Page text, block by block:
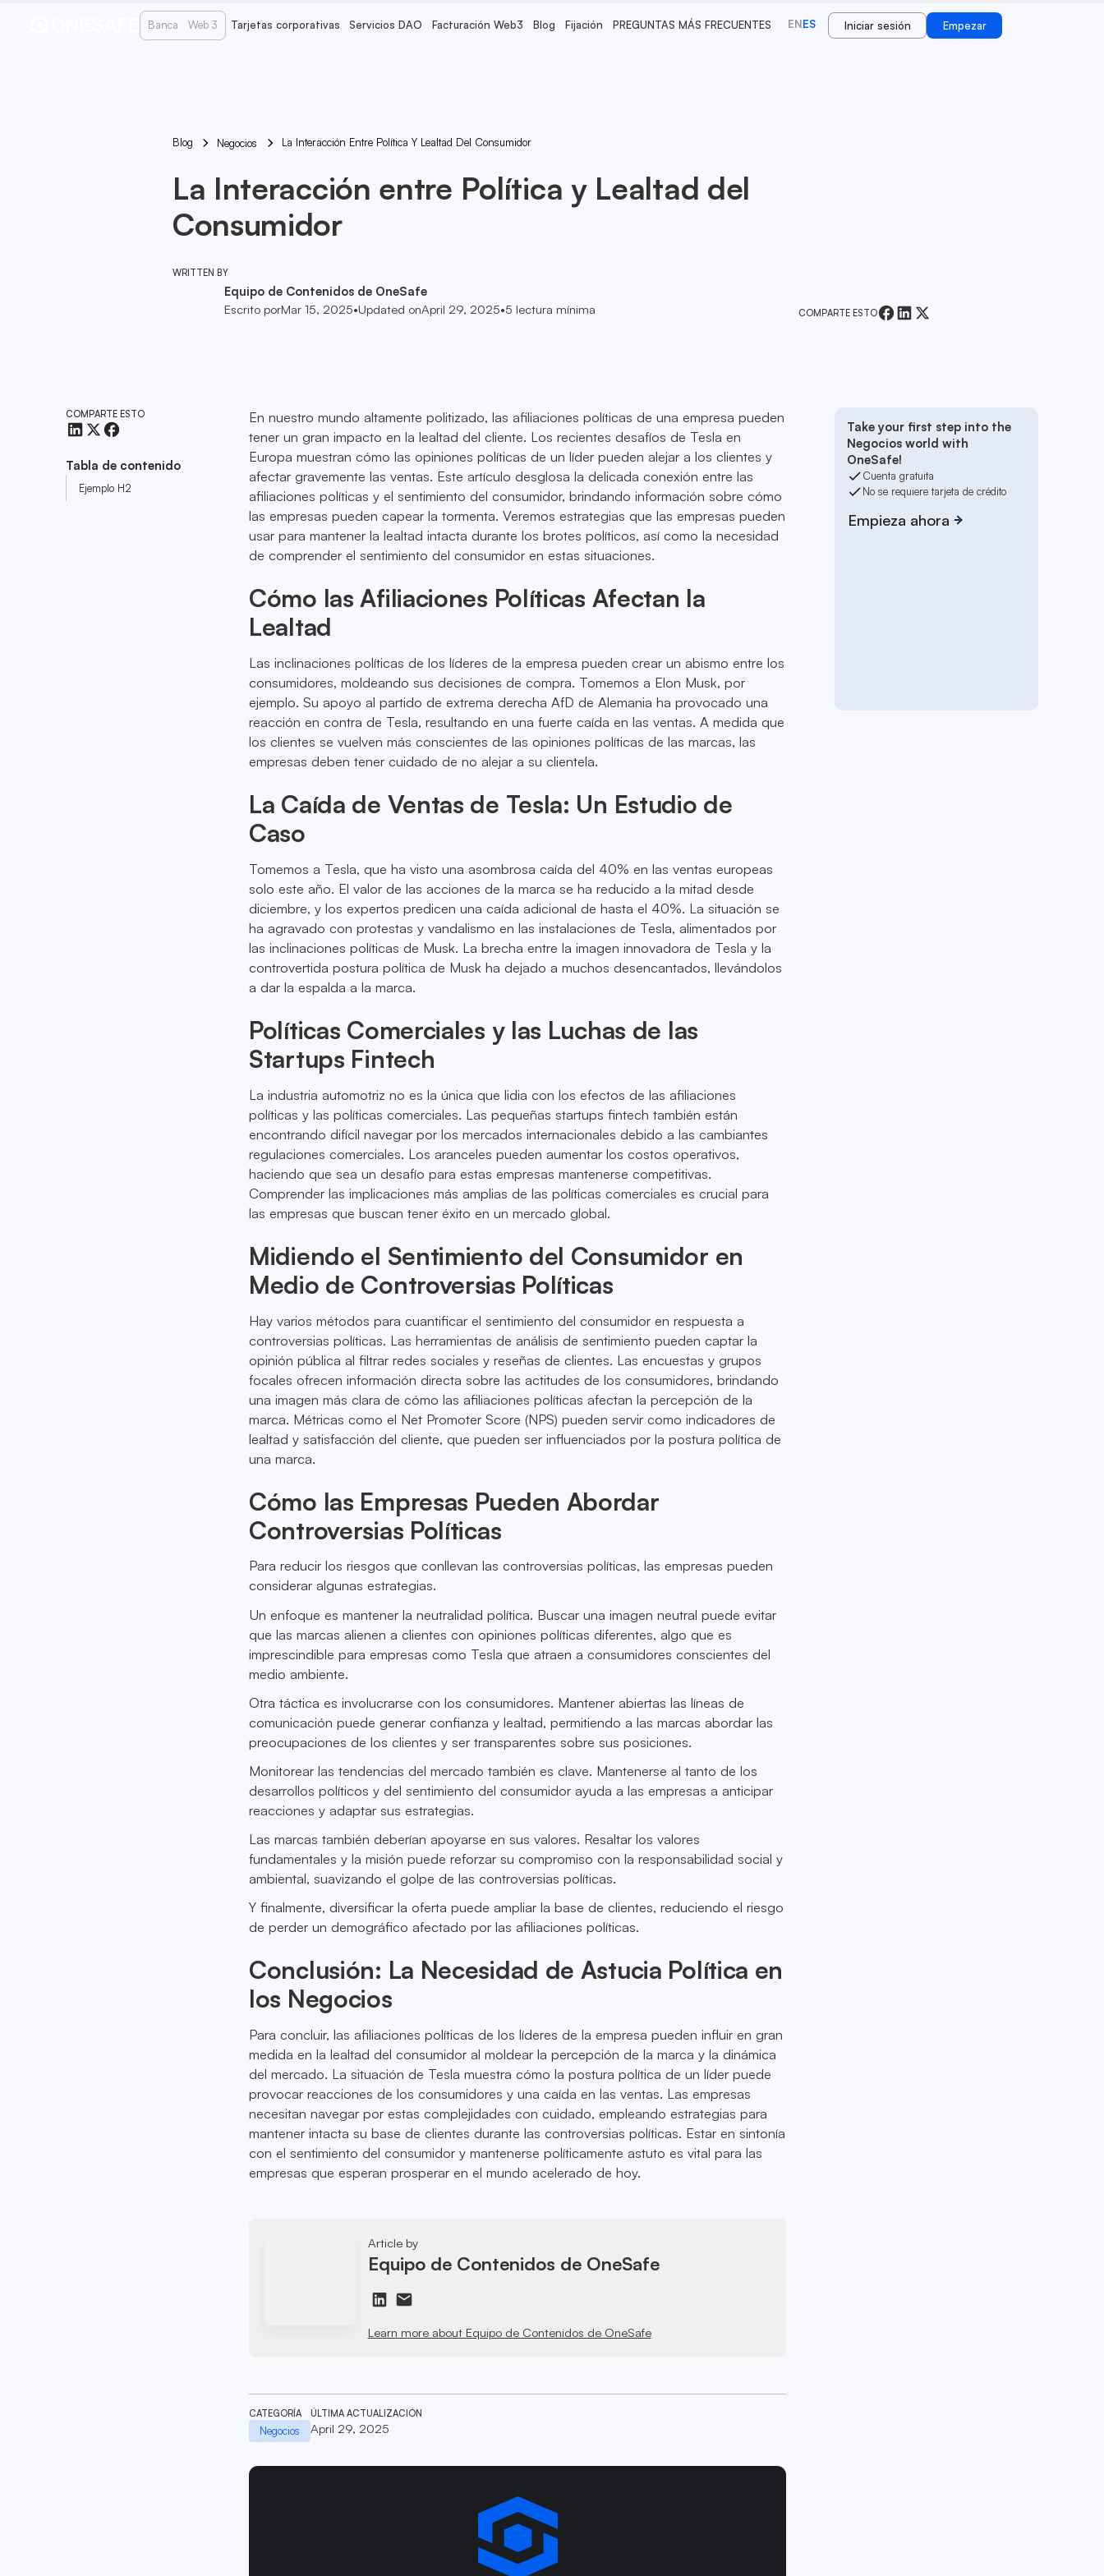
Banca Web 3 Tarjetas corporativas Servicios DAO Facturación Web3 Blog Fijación PREGUNTAS MÁS FRECUENTES ENES Iniciar sesión Empezar
Blog Negocios La Interacción Entre Política Y Lealtad Del Consumidor
La Interacción entre Política y Lealtad del
Consumidor
WRITTEN BY
Equipo de Contenidos de OneSafe
Escrito porMar 15, 2025•Updated onApril 29, 2025•5 lectura mínima COMPARTE ESTO
COMPARTE ESTO
Tabla de contenido
Ejemplo H2
En nuestro mundo altamente politizado, las afiliaciones políticas de una empresa pueden
tener un gran impacto en la lealtad del cliente. Los recientes desafíos de Tesla en
Europa muestran cómo las opiniones políticas de un líder pueden alejar a los clientes y
afectar gravemente las ventas. Este artículo desglosa la delicada conexión entre las
afiliaciones políticas y el sentimiento del consumidor, brindando información sobre cómo
las empresas pueden capear la tormenta. Veremos estrategias que las empresas pueden
usar para mantener la lealtad intacta durante los brotes políticos, así como la necesidad
de comprender el sentimiento del consumidor en estas situaciones.
Cómo las Afiliaciones Políticas Afectan la
Lealtad
Las inclinaciones políticas de los líderes de la empresa pueden crear un abismo entre los
consumidores, moldeando sus decisiones de compra. Tomemos a Elon Musk, por
ejemplo. Su apoyo al partido de extrema derecha AfD de Alemania ha provocado una
reacción en contra de Tesla, resultando en una fuerte caída en las ventas. A medida que
los clientes se vuelven más conscientes de las opiniones políticas de las marcas, las
empresas deben tener cuidado de no alejar a su clientela.
La Caída de Ventas de Tesla: Un Estudio de
Caso
Tomemos a Tesla, que ha visto una asombrosa caída del 40% en las ventas europeas
solo este año. El valor de las acciones de la marca se ha reducido a la mitad desde
diciembre, y los expertos predicen una caída adicional de hasta el 40%. La situación se
ha agravado con protestas y vandalismo en las instalaciones de Tesla, alimentados por
las inclinaciones políticas de Musk. La brecha entre la imagen innovadora de Tesla y la
controvertida postura política de Musk ha dejado a muchos desencantados, llevándolos
a dar la espalda a la marca.
Políticas Comerciales y las Luchas de las
Startups Fintech
La industria automotriz no es la única que lidia con los efectos de las afiliaciones
políticas y las políticas comerciales. Las pequeñas startups fintech también están
encontrando difícil navegar por los mercados internacionales debido a las cambiantes
regulaciones comerciales. Los aranceles pueden aumentar los costos operativos,
haciendo que sea un desafío para estas empresas mantenerse competitivas.
Comprender las implicaciones más amplias de las políticas comerciales es crucial para
las empresas que buscan tener éxito en un mercado global.
Midiendo el Sentimiento del Consumidor en
Medio de Controversias Políticas
Hay varios métodos para cuantificar el sentimiento del consumidor en respuesta a
controversias políticas. Las herramientas de análisis de sentimiento pueden captar la
opinión pública al filtrar redes sociales y reseñas de clientes. Las encuestas y grupos
focales ofrecen información directa sobre las actitudes de los consumidores, brindando
una imagen más clara de cómo las afiliaciones políticas afectan la percepción de la
marca. Métricas como el Net Promoter Score (NPS) pueden servir como indicadores de
lealtad y satisfacción del cliente, que pueden ser influenciados por la postura política de
una marca.
Cómo las Empresas Pueden Abordar
Controversias Políticas
Para reducir los riesgos que conllevan las controversias políticas, las empresas pueden
considerar algunas estrategias.
Un enfoque es mantener la neutralidad política. Buscar una imagen neutral puede evitar
que las marcas alienen a clientes con opiniones políticas diferentes, algo que es
imprescindible para empresas como Tesla que atraen a consumidores conscientes del
medio ambiente.
Otra táctica es involucrarse con los consumidores. Mantener abiertas las líneas de
comunicación puede generar confianza y lealtad, permitiendo a las marcas abordar las
preocupaciones de los clientes y ser transparentes sobre sus posiciones.
Monitorear las tendencias del mercado también es clave. Mantenerse al tanto de los
desarrollos políticos y del sentimiento del consumidor ayuda a las empresas a anticipar
reacciones y adaptar sus estrategias.
Las marcas también deberían apoyarse en sus valores. Resaltar los valores
fundamentales y la misión puede reforzar su compromiso con la responsabilidad social y
ambiental, suavizando el golpe de las controversias políticas.
Y finalmente, diversificar la oferta puede ampliar la base de clientes, reduciendo el riesgo
de perder un demográfico afectado por las afiliaciones políticas.
Conclusión: La Necesidad de Astucia Política en
los Negocios
Para concluir, las afiliaciones políticas de los líderes de la empresa pueden influir en gran
medida en la lealtad del consumidor al moldear la percepción de la marca y la dinámica
del mercado. La situación de Tesla muestra cómo la postura política de un líder puede
provocar reacciones de los consumidores y una caída en las ventas. Las empresas
necesitan navegar por estas complejidades con cuidado, empleando estrategias para
mantener intacta su base de clientes durante las controversias políticas. Estar en sintonía
con el sentimiento del consumidor y mantenerse políticamente astuto es vital para las
empresas que esperan prosperar en el mundo acelerado de hoy.
Article by
Equipo de Contenidos de OneSafe
Learn more about Equipo de Contenidos de OneSafe
CATEGORÍA
Negocios
ÚLTIMA ACTUALIZACIÓN
April 29, 2025
Take your first step into the
Negocios world with
OneSafe!
Cuenta gratuita
No se requiere tarjeta de crédito
Empieza ahora